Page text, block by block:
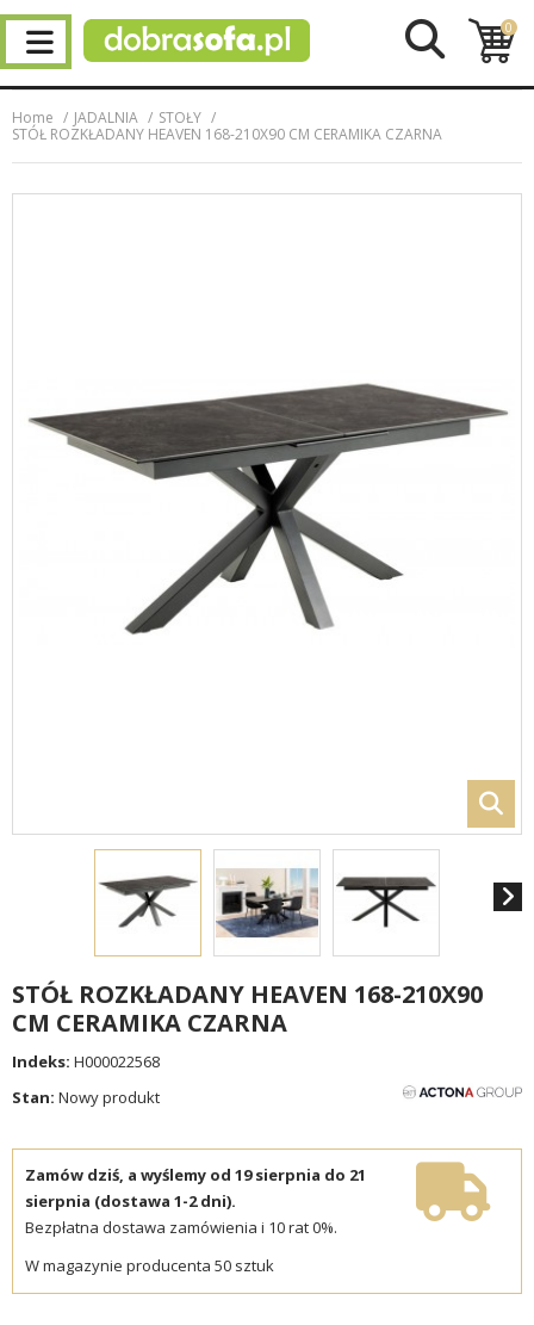
0
Home JADALNIA
STOŁY
STÓŁ ROZKŁADANY HEAVEN 168-210X90 CM CERAMIKA CZARNA
STÓŁ ROZKŁADANY HEAVEN 168-210X90
CM CERAMIKA CZARNA
Indeks: H000022568
Stan: Nowy produkt
Zamów dziś, a wyślemy od 19 sierpnia do 21
sierpnia (dostawa 1-2 dni).
Bezpłatna dostawa zamówienia i 10 rat 0%.
W magazynie producenta 50 sztuk